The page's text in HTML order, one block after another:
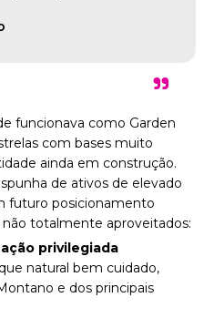
"
funcionava como Garden
com bases muito
ainda em construção.
de ativos de elevado
futuro posicionamento
totalmente aproveitados:
privilegiada
natural bem cuidado,
e dos principais